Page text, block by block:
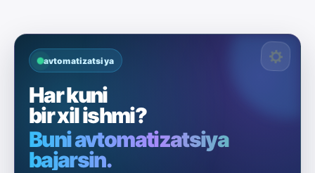
avtomatizatsiya
Har kuni
bir xil ishmi?
Buni avtomatizatsiya
bajarsin.